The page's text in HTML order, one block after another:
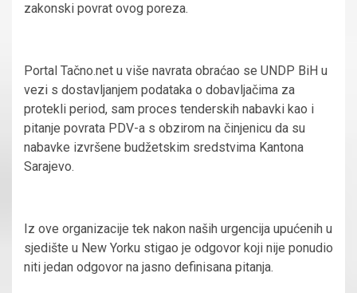
zakonski povrat ovog poreza.
Portal Tačno.net u više navrata obraćao se UNDP BiH u
vezi s dostavljanjem podataka o dobavljačima za
protekli period, sam proces tenderskih nabavki kao i
pitanje povrata PDV-a s obzirom na činjenicu da su
nabavke izvršene budžetskim sredstvima Kantona
Sarajevo.
Iz ove organizacije tek nakon naših urgencija upućenih u
sjedište u New Yorku stigao je odgovor koji nije ponudio
niti jedan odgovor na jasno definisana pitanja.